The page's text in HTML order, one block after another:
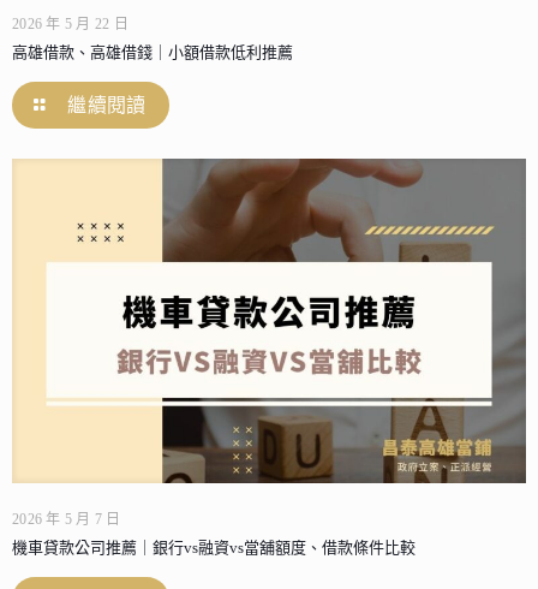
2026 年 5 月 22 日
高雄借款、高雄借錢｜小額借款低利推薦
繼續閱讀
2026 年 5 月 7 日
機車貸款公司推薦｜銀行vs融資vs當舖額度、借款條件比較